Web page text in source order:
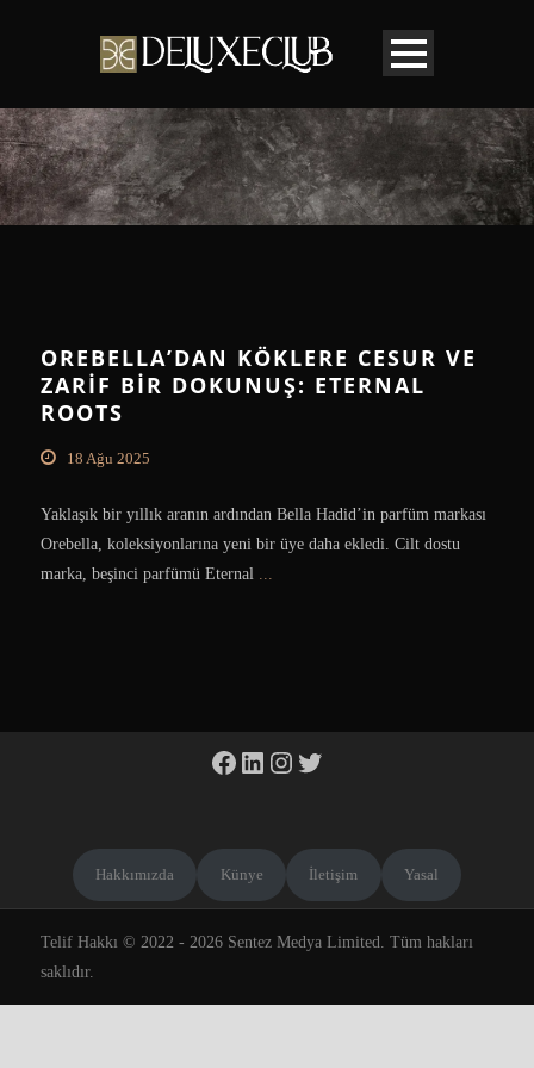
OREBELLA’DAN KÖKLERE CESUR VE
ZARIF BIR DOKUNUŞ: ETERNAL
ROOTS
18 Ağu 2025
Yaklaşık bir yıllık aranın ardından Bella Hadid’in parfüm markası
Orebella, koleksiyonlarına yeni bir üye daha ekledi. Cilt dostu
marka, beşinci parfümü Eternal
Facebook
LinkedIn
Instagram
Twitter
Hakkımızda Künye İletişim Yasal
Telif Hakkı © 2022 - 2026 Sentez Medya Limited. Tüm hakları
saklıdır.